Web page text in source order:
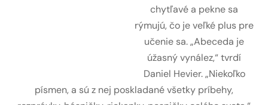
chytľavé a pekne sa
rýmujú, čo je veľké plus pre
učenie sa. „Abeceda je
úžasný vynález,“ tvrdí
Daniel Hevier. „Niekoľko
písmen, a sú z nej poskladané všetky príbehy,